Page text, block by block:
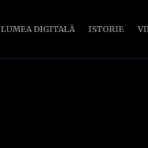
LUMEA DIGITALĂ ISTORIE